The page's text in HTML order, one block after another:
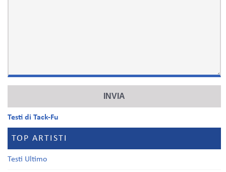
Testi di Tack-Fu
TOP ARTISTI
Testi Ultimo